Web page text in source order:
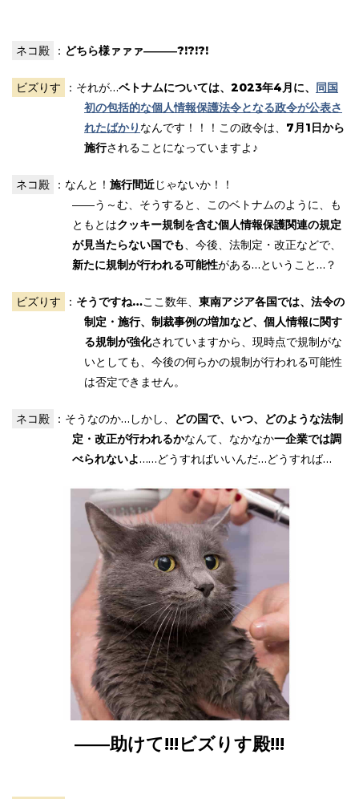
ネコ殿 ： どちら様ァァァ―――?!?!?!
ビズりす ：それが…ベトナムについては、2023年4月に、 同国
初の包括的な個人情報保護法令となる政令が公表さ
れたばかり なんです！！！この政令は、 7月1日から
施行されることになっていますよ♪
ネコ殿 ：なんと！ 施行間近じゃないか！！
――う～む、そうすると、このベトナムのように、も
ともとはクッキー規制を含む個人情報保護関連の規定
が見当たらない国でも 、今後、法制定・改正などで、
新たに規制が行われる可能性がある…ということ…？
ビズりす ： そうですね…ここ数年、 東南アジア各国では、法令の
制定・施行、制裁事例の増加など、個人情報に関す
る規制が強化されていますから、現時点で規制がな
いとしても、今後の何らかの規制が行われる可能性
は否定できません。
ネコ殿 ：そうなのか…しかし、
どの国で、いつ、どのような法制
定・改正が行われるかなんて、なかなか一企業では調
べられないよ……どうすればいいんだ…どうすれば…
――助けて!!!ビズりす殿!!!